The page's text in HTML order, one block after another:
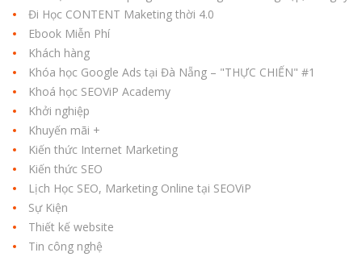
Đi Học CONTENT Maketing thời 4.0
Ebook Miễn Phí
Khách hàng
Khóa học Google Ads tại Đà Nẵng – "THỰC CHIẾN" #1
Khoá học SEOViP Academy
Khởi nghiệp
Khuyến mãi +
Kiến thức Internet Marketing
Kiến thức SEO
Lịch Học SEO, Marketing Online tại SEOViP
Sự Kiện
Thiết kế website
Tin công nghệ